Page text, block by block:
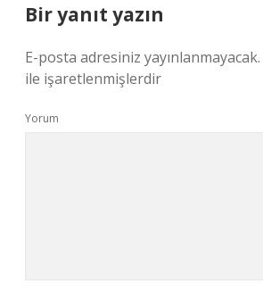
Bir yanıt yazın
E-posta adresiniz yayınlanmayacak.
ile işaretlenmişlerdir
Yorum